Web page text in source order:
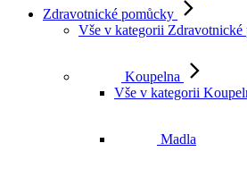
Zdravotnické pomůcky
Vše v kategorii Zdravotnické
Koupelna
Vše v kategorii
Madla